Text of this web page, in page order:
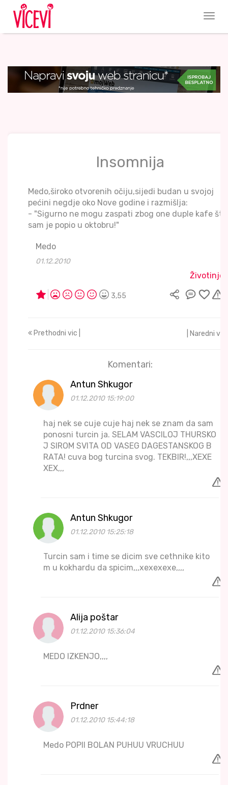
Insomnija
Medo,široko otvorenih očiju,sijedi budan u svojoj
pećini negdje oko Nove godine i razmišlja:
- "Sigurno ne mogu zaspati zbog one duple kafe što
sam je popio u oktobru!"
Medo
01.12.2010
Životinje
3,55
Prethodni vic | | Naredni vic
Komentari:
Antun Shkugor
01.12.2010 15:19:00
haj nek se cuje cuje haj nek se znam da sam
ponosni turcin ja. SELAM VASCILOJ THURSKO
J SIROM SVITA OD VASEG DAGESTANSKOG B
RATA! cuva bog turcina svog. TEKBIR!,,,XEXE
XEX,,,
Antun Shkugor
01.12.2010 15:25:18
Turcin sam i time se dicim sve cethnike kito
m u kokhardu da spicim,,,xexexexe,,,,
Alija poštar
01.12.2010 15:36:04
MEDO IZKENJO,,,,
Prdner
01.12.2010 15:44:18
Medo POPII BOLAN PUHUU VRUCHUU